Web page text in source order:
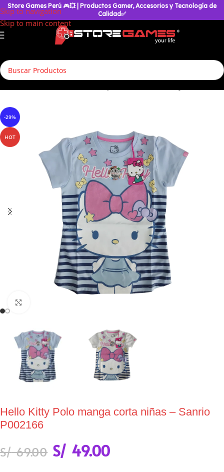
Skip to navigation
Skip to main content
Store Games Perú 🎮💥
| Productos Gamer, Accesorios y Tecnología de
Calidad✅
-29%
HOT
Hello Kitty Polo manga corta niñas – Sanrio
P002166
S/69.00 S/ 49.00